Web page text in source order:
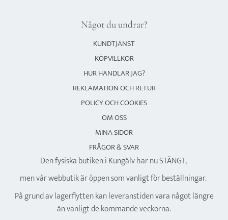
Något du undrar?
KUNDTJÄNST
KÖPVILLKOR
HUR HANDLAR JAG?
REKLAMATION OCH RETUR
POLICY OCH COOKIES
OM OSS
MINA SIDOR
FRÅGOR & SVAR
Den fysiska butiken i Kungälv har nu STÄNGT,
men vår webbutik är öppen som vanligt för beställningar.
På grund av lagerflytten kan leveranstiden vara något längre
än vanligt de kommande veckorna.